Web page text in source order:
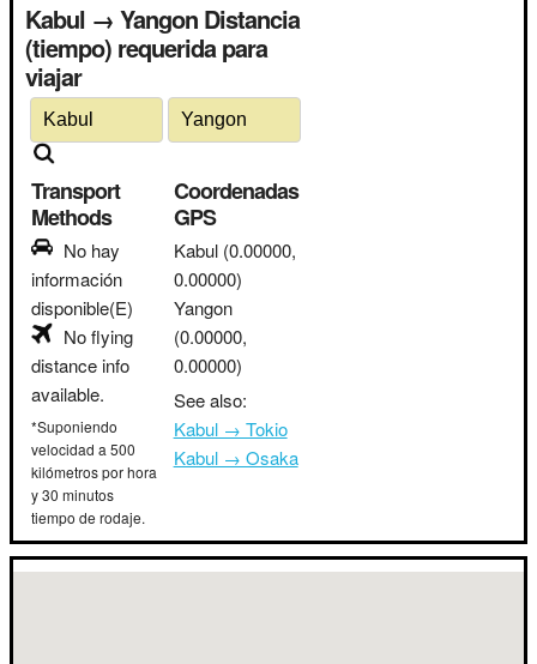
Kabul → Yangon Distancia
(tiempo) requerida para
viajar
Transport
Methods
No hay
información
disponible(E)
No flying
distance info
available.
*Suponiendo
velocidad a 500
kilómetros por hora
y 30 minutos
tiempo de rodaje.
Coordenadas
GPS
Kabul (0.00000,
0.00000)
Yangon
(0.00000,
0.00000)
See also:
Kabul → Tokio
Kabul → Osaka